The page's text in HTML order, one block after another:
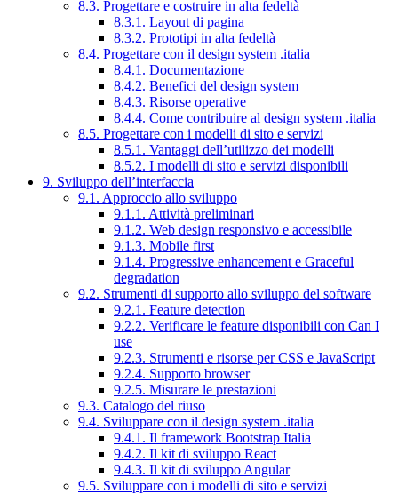
8.3. Progettare e costruire in alta fedeltà
8.3.1. Layout di pagina
8.3.2. Prototipi in alta fedeltà
8.4. Progettare con il design system .italia
8.4.1. Documentazione
8.4.2. Benefici del design system
8.4.3. Risorse operative
8.4.4. Come contribuire al design system .italia
8.5. Progettare con i modelli di sito e servizi
8.5.1. Vantaggi dell’utilizzo dei modelli
8.5.2. I modelli di sito e servizi disponibili
9. Sviluppo dell’interfaccia
9.1. Approccio allo sviluppo
9.1.1. Attività preliminari
9.1.2. Web design responsivo e accessibile
9.1.3. Mobile first
9.1.4. Progressive enhancement e Graceful
degradation
9.2. Strumenti di supporto allo sviluppo del software
9.2.1. Feature detection
9.2.2. Verificare le feature disponibili con Can I
use
9.2.3. Strumenti e risorse per CSS e JavaScript
9.2.4. Supporto browser
9.2.5. Misurare le prestazioni
9.3. Catalogo del riuso
9.4. Sviluppare con il design system .italia
9.4.1. Il framework Bootstrap Italia
9.4.2. Il kit di sviluppo React
9.4.3. Il kit di sviluppo Angular
9.5. Sviluppare con i modelli di sito e servizi